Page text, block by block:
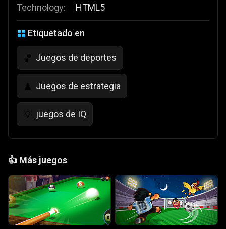
Technology:
HTML5
Etiquetado en
🏀 Juegos de deportes
♟️ Juegos de estrategia
💡 juegos de IQ
👍 Más juegos